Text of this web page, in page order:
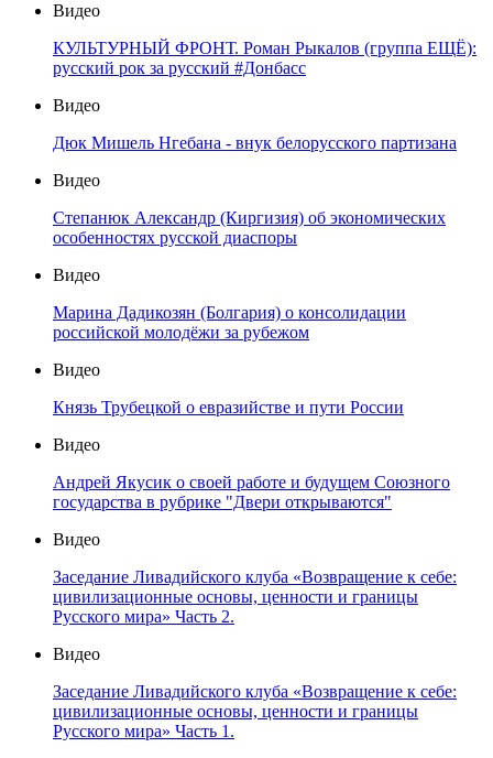
Видео
КУЛЬТУРНЫЙ ФРОНТ. Роман Рыкалов (группа ЕЩЁ):
русский рок за русский #Донбасс
Видео
Дюк Мишель Нгебана - внук белорусского партизана
Видео
Степанюк Александр (Киргизия) об экономических
особенностях русской диаспоры
Видео
Марина Дадикозян (Болгария) о консолидации
российской молодёжи за рубежом
Видео
Князь Трубецкой о евразийстве и пути России
Видео
Андрей Якусик о своей работе и будущем Союзного
государства в рубрике "Двери открываются"
Видео
Заседание Ливадийского клуба «Возвращение к себе:
цивилизационные основы, ценности и границы
Русского мира» Часть 2.
Видео
Заседание Ливадийского клуба «Возвращение к себе:
цивилизационные основы, ценности и границы
Русского мира» Часть 1.